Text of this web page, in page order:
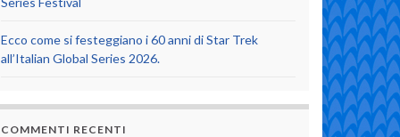
Ecco come si festeggiano i 60 anni di Star Trek
all’Italian Global Series 2026.
COMMENTI RECENTI